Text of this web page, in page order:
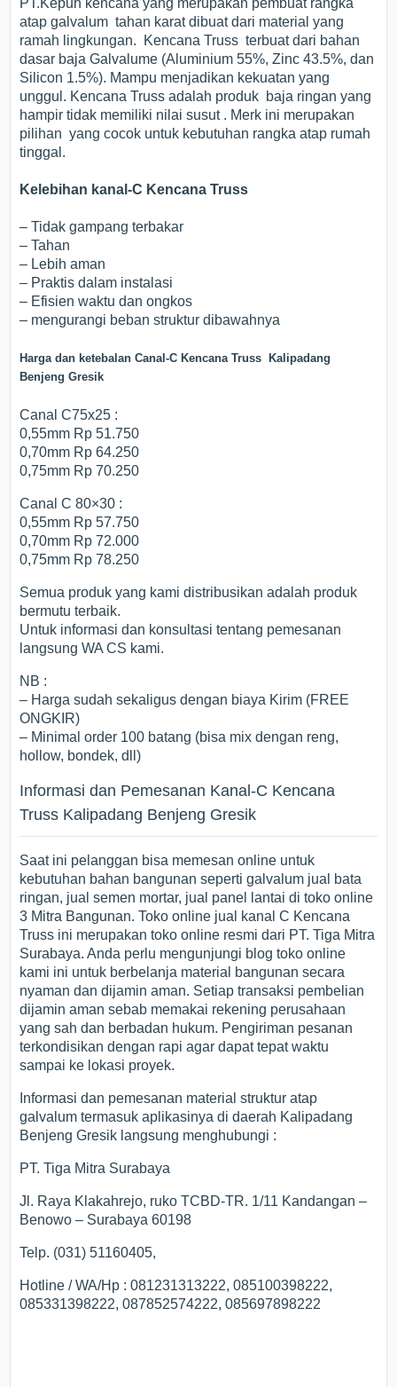
atap galvalum tahan karat dibuat dari material yang
ramah lingkungan. Kencana Truss terbuat dari bahan
dasar baja Galvalume (Aluminium 55%, Zinc 43.5%, dan
Silicon 1.5%). Mampu menjadikan kekuatan yang
unggul. Kencana Truss adalah produk baja ringan yang
hampir tidak memiliki nilai susut . Merk ini merupakan
pilihan yang cocok untuk kebutuhan rangka atap rumah
tinggal.
Kelebihan kanal-C Kencana Truss
– Tidak gampang terbakar
– Tahan
– Lebih aman
– Praktis dalam instalasi
– Efisien waktu dan ongkos
– mengurangi beban struktur dibawahnya
Harga dan ketebalan Canal-C Kencana Truss Kalipadang
Benjeng Gresik
Canal C75x25 :
0,55mm Rp 51.750
0,70mm Rp 64.250
0,75mm Rp 70.250
Canal C 80×30 :
0,55mm Rp 57.750
0,70mm Rp 72.000
0,75mm Rp 78.250
Semua produk yang kami distribusikan adalah produk
bermutu terbaik.
Untuk informasi dan konsultasi tentang pemesanan
langsung WA CS kami.
NB :
– Harga sudah sekaligus dengan biaya Kirim (FREE
ONGKIR)
– Minimal order 100 batang (bisa mix dengan reng,
hollow, bondek, dll)
Informasi dan Pemesanan Kanal-C Kencana
Truss Kalipadang Benjeng Gresik
Saat ini pelanggan bisa memesan online untuk
kebutuhan bahan bangunan seperti galvalum jual bata
ringan, jual semen mortar, jual panel lantai di toko online
3 Mitra Bangunan. Toko online jual kanal C Kencana
Truss ini merupakan toko online resmi dari PT. Tiga Mitra
Surabaya. Anda perlu mengunjungi blog toko online
kami ini untuk berbelanja material bangunan secara
nyaman dan dijamin aman. Setiap transaksi pembelian
dijamin aman sebab memakai rekening perusahaan
yang sah dan berbadan hukum. Pengiriman pesanan
terkondisikan dengan rapi agar dapat tepat waktu
sampai ke lokasi proyek.
Informasi dan pemesanan material struktur atap
galvalum termasuk aplikasinya di daerah Kalipadang
Benjeng Gresik langsung menghubungi :
PT. Tiga Mitra Surabaya
Jl. Raya Klakahrejo, ruko TCBD-TR. 1/11 Kandangan –
Benowo – Surabaya 60198
Telp. (031) 51160405,
Hotline / WA/Hp : 081231313222, 085100398222,
085331398222, 087852574222, 085697898222